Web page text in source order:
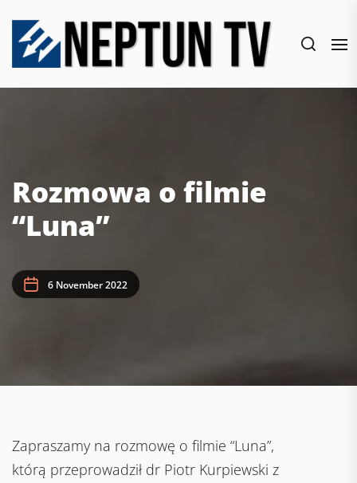
content
Rozmowa o filmie
“Luna”
6 November 2022
Zapraszamy na rozmowę o filmie “Luna”,
którą przeprowadził dr Piotr Kurpiewski z